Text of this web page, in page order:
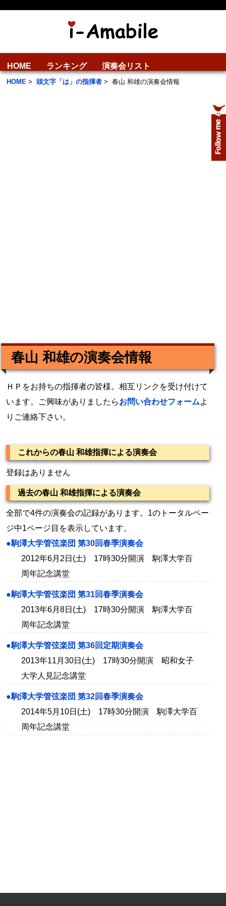
HOME ランキング 演奏会リスト
HOME > 頭文字「は」の指揮者 > 春山 和雄の演奏会情報
春山 和雄の演奏会情報
ＨＰをお持ちの指揮者の皆様。相互リンクを受け付けて
います。ご興味がありましたらお問い合わせフォームよ
りご連絡下さい。
これからの春山 和雄指揮による演奏会
登録はありません
過去の春山 和雄指揮による演奏会
全部で4件の演奏会の記録があります。1のトータルペー
ジ中1ページ目を表示しています。
●駒澤大学管弦楽団 第30回春季演奏会
2012年6月2日(土) 17時30分開演 駒澤大学百
周年記念講堂
●駒澤大学管弦楽団 第31回春季演奏会
2013年6月8日(土) 17時30分開演 駒澤大学百
周年記念講堂
●駒澤大学管弦楽団 第36回定期演奏会
2013年11月30日(土) 17時30分開演 昭和女子
大学人見記念講堂
●駒澤大学管弦楽団 第32回春季演奏会
2014年5月10日(土) 17時30分開演 駒澤大学百
周年記念講堂